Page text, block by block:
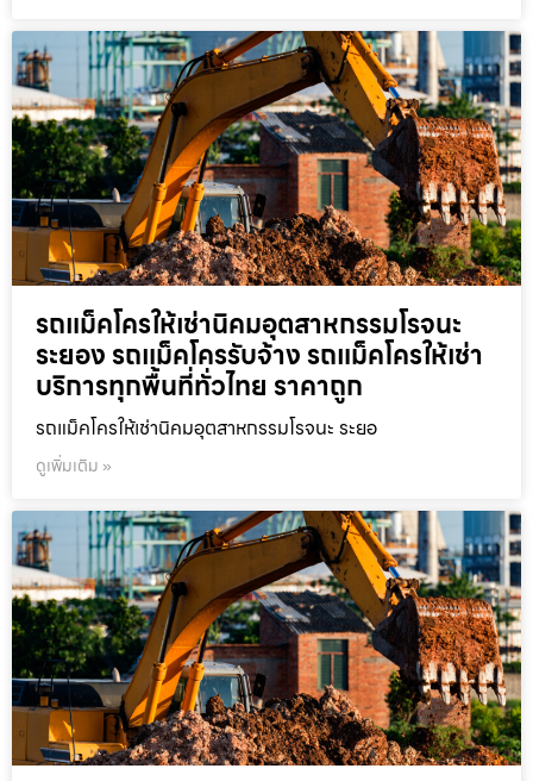
รถแม็คโครให้เช่านิคมอุตสาหกรรมโรจนะ
ระยอง รถแม็คโครรับจ้าง รถแม็คโครให้เช่า
บริการทุกพื้นที่ทั่วไทย ราคาถูก
รถแม็คโครให้เช่านิคมอุตสาหกรรมโรจนะ ระยอ
ดูเพิ่มเติม »